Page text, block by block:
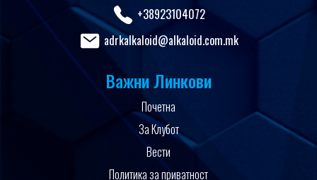
+38923104072
adrkalkaloid@alkaloid.com.mk
Важни Линкови
Почетна
За Клубот
Вести
Политика за приватност